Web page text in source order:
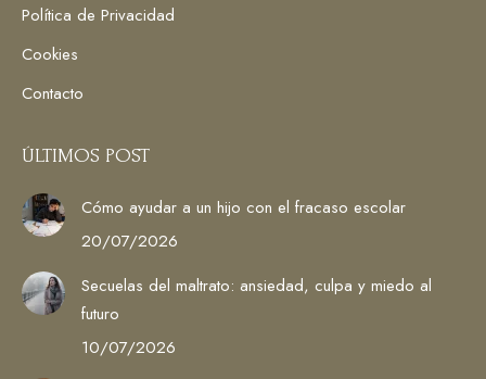
windowwindowwindowwindow
Política de Privacidad
Cookies
Contacto
ÚLTIMOS POST
Cómo ayudar a un hijo con el fracaso escolar
20/07/2026
Secuelas del maltrato: ansiedad, culpa y miedo al
futuro
10/07/2026